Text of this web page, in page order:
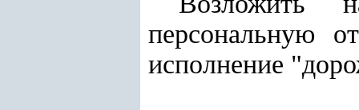
персональную
исполнение